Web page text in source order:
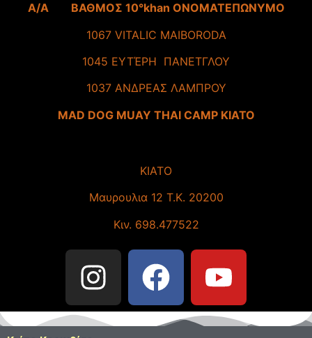
A/A ΒΑΘΜΟΣ 10°khan ΟΝΟΜΑΤΕΠΩΝΥΜΟ
1067 VITALIC MAIBORODA
1045 ΕΥΤΈΡΗ ΠΑΝΕΤΓΛΟΥ
1037 ΑΝΔΡΕΑΣ ΛΑΜΠΡΟΥ
MAD DOG MUAY THAI CAMP KIATO
ΚΙΑΤΟ
Mαυρουλια 12 Τ.Κ. 20200
Κιν. 698.477522